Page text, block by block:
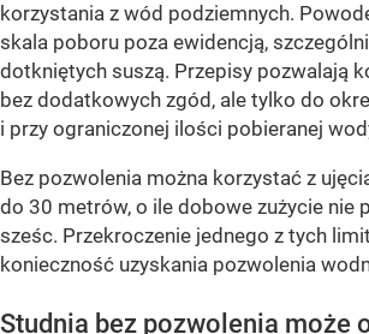
korzystania z wód podziemnych.
skala poboru poza ewidencją,
dotkniętych suszą. Przepisy pozwalają
bez dodatkowych zgód, ale tylko do
i przy ograniczonej ilości pobieranej
Bez pozwolenia można korzystać z
do 30 metrów, o ile dobowe zużycie nie
sześc. Przekroczenie jednego z tych
konieczność uzyskania pozwolenia
Studnia bez pozwolenia może